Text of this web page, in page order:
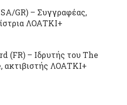
GR) – Συγγραφέας,
ΛΟΑΤΚΙ+
(FR) – Ιδρυτής του The
ΛΟΑΤΚΙ+